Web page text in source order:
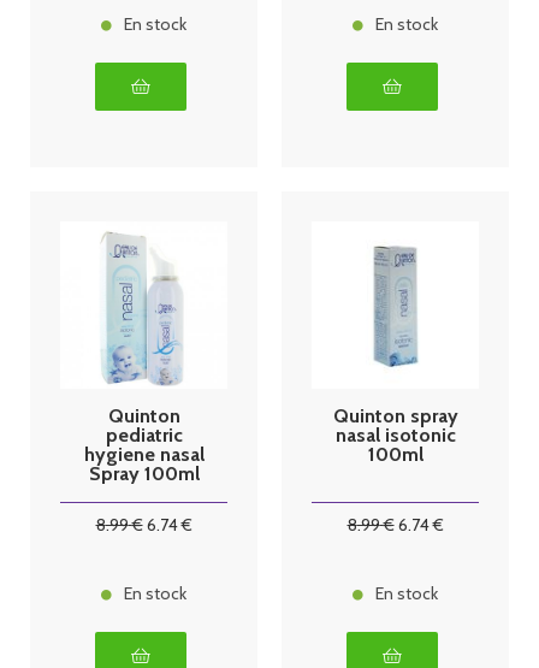
En stock En stock
Quinton
pediatric
hygiene nasal
Spray 100ml
8.99€6.74€
En stock
Quinton spray
nasal isotonic
100ml
8.99€6.74€
En stock